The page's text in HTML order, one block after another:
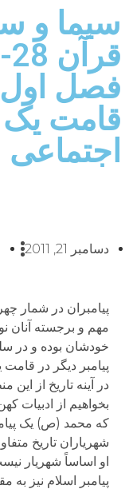
سیما و
فصل
قامت یک
اجتماعی
دسامبر 21, 2011
پیامبران در شمار
مهم و برجسته آنان
خودشان بوده و در
پیامبر دیگر در
در آینه تاریخ از
بخواهیم از ادبیات
که محمد (ص) یک
شهریاران تاریخ
او اساساً شهریار
پیامبر اسلام نیز